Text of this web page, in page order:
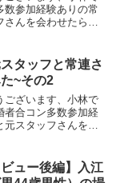
数参加経験ありの常
んを会わせたらど
応だったかをまとめ
す。参...
タッフと常連さ
~その2
ございます、小林で
者合コン多数参加経
元スタッフさんを会
言えないかもしれま
様子を...
ビュー後編】入江